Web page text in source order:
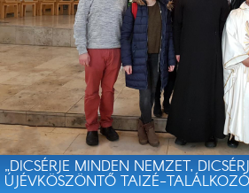
„DICSÉRJE MINDEN NEMZET,
ÚJÉVKÖSZÖNTŐ TAIZÉ-TALÁLKOZÓ